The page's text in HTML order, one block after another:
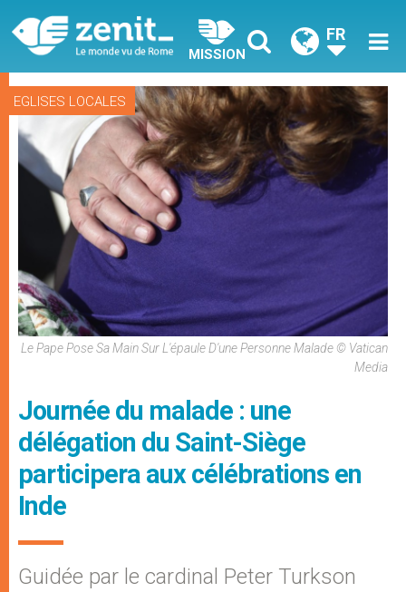
MISSION
FR
EGLISES LOCALES
Le Pape Pose Sa Main Sur L'épaule D'une Personne Malade © Vatican
Media
Journée du malade : une
délégation du Saint-Siège
participera aux célébrations en
Inde
Guidée par le cardinal Peter Turkson